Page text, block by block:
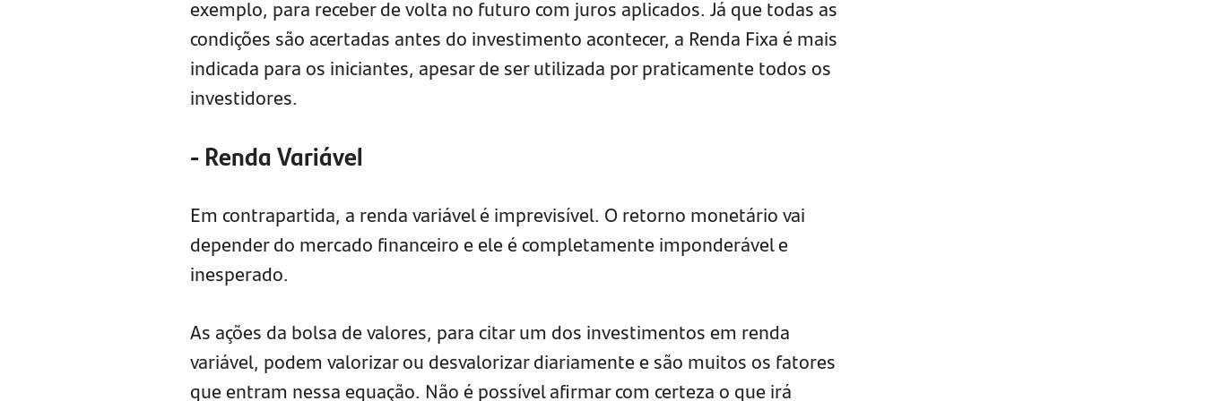
exemplo, para receber de volta no futuro com juros aplicados. Já que todas as
condições são acertadas antes do investimento acontecer, a Renda Fixa é mais
indicada para os iniciantes, apesar de ser utilizada por praticamente todos os
investidores.
- Renda Variável
Em contrapartida, a renda variável é imprevisível. O retorno monetário vai
depender do mercado financeiro e ele é completamente imponderável e
inesperado.
As ações da bolsa de valores, para citar um dos investimentos em renda
variável, podem valorizar ou desvalorizar diariamente e são muitos os fatores
que entram nessa equação. Não é possível afirmar com certeza o que irá